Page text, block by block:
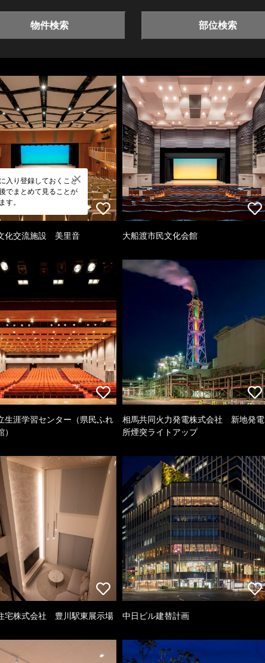
物件検索 部位検索
入り登録しておくこと
でまとめて見ることが
す。
化交流施設 美里音 大船渡市民文化会館
生涯学習センター（県民ふれ
相馬共同火力発電株式会社 新地発電
所煙突ライトアップ
宅株式会社 豊川駅東展示場 中日ビル建替計画